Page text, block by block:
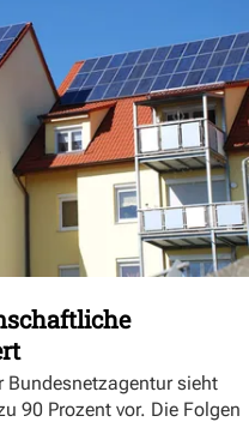
Bundesnetzagentur sieht
90 Prozent vor. Die Folgen